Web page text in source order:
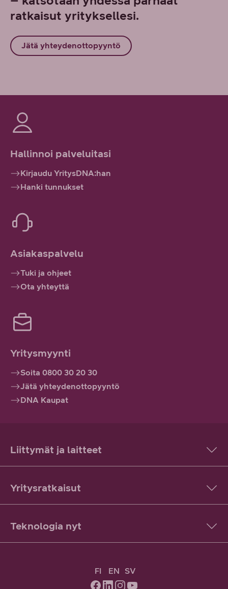
ratkaisut yrityksellesi.
Jätä yhteydenottopyyntö
Hallinnoi palveluitasi
Kirjaudu YritysDNA:han
Hanki tunnukset
Asiakaspalvelu
Tuki ja ohjeet
Ota yhteyttä
Yritysmyynti
Soita 0800 30 20 30
Jätä yhteydenottopyyntö
DNA Kaupat
Liittymät ja laitteet
Yritysratkaisut
Teknologia nyt
FI EN SV